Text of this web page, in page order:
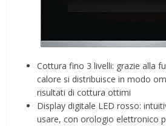
Cottura fino 3 livelli: grazie alla
calore si distribuisce in modo
risultati di cottura ottimi
Display digitale LED rosso:
usare, con orologio elettronico